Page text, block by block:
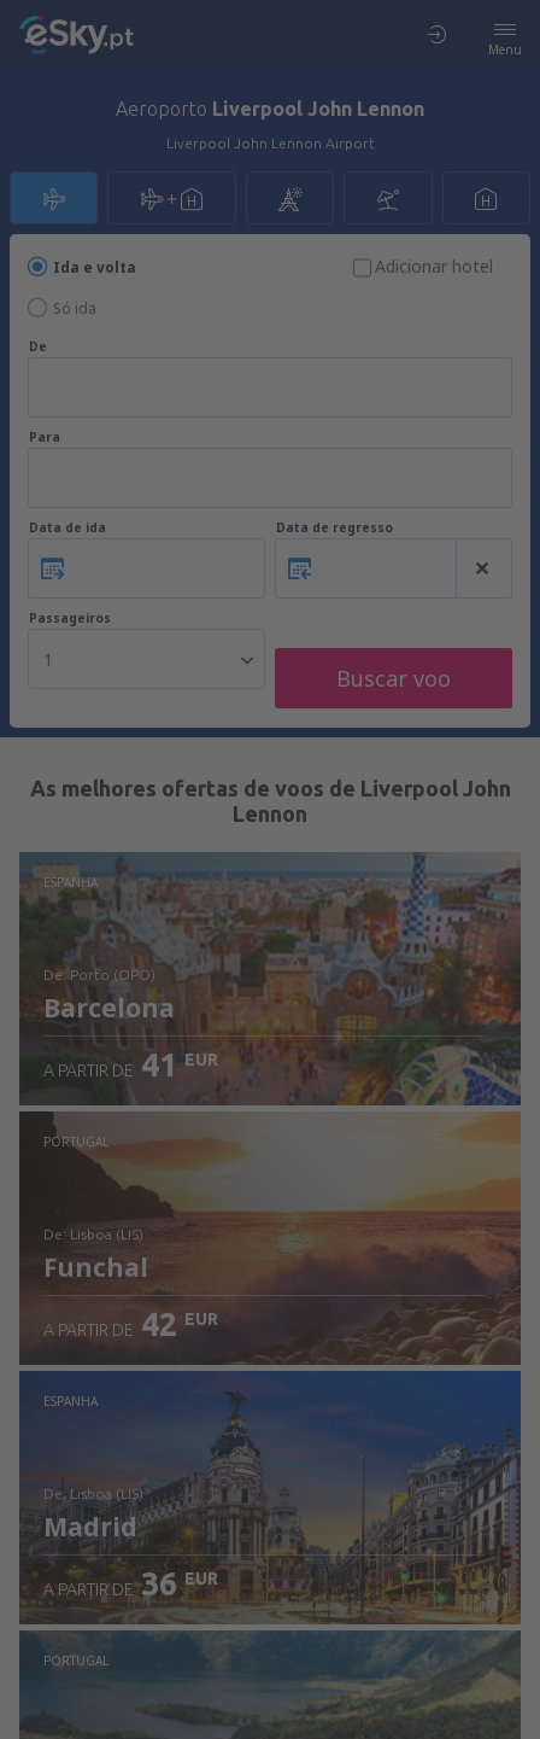
Menu
Aeroporto Liverpool John Lennon
Liverpool John Lennon Airport
Ida e volta
Só ida
Adicionar hotel
De
Para
Data de ida Data de regresso
Passageiros
1
Buscar voo
As melhores ofertas de voos de Liverpool John
Lennon
ESPANHA
de: Porto (OPO)
Barcelona
Ver detalhes
A PARTIR DE 41 EUR
PORTUGAL
de: Lisboa (LIS)
Funchal
Ver detalhes
A PARTIR DE 42 EUR
ESPANHA
de: Lisboa (LIS)
Madrid
Ver detalhes
A PARTIR DE 36 EUR
PORTUGAL